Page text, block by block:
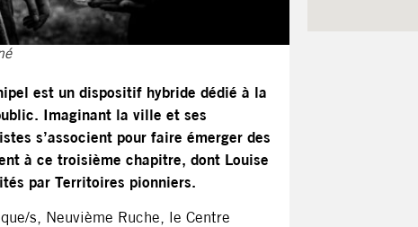
est un dispositif hybride dédié à la
Imaginant la ville et ses
s’associent pour faire émerger des
à ce troisième chapitre, dont Louise
par Territoires pionniers.
s, Neuvième Ruche, le Centre